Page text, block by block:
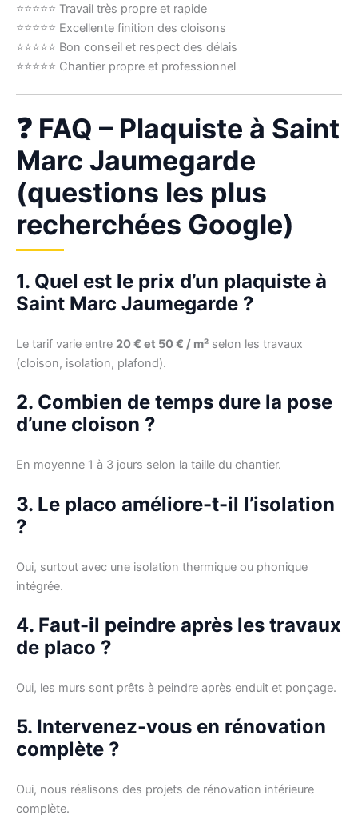
⭐⭐⭐⭐⭐ Travail très propre et rapide
⭐⭐⭐⭐⭐ Excellente finition des cloisons
⭐⭐⭐⭐⭐ Bon conseil et respect des délais
⭐⭐⭐⭐⭐ Chantier propre et professionnel
❓ FAQ – Plaquiste à Saint
Marc Jaumegarde
(questions les plus
recherchées Google)
1. Quel est le prix d’un plaquiste à
Saint Marc Jaumegarde ?
Le tarif varie entre 20 € et 50 € / m² selon les travaux
(cloison, isolation, plafond).
2. Combien de temps dure la pose
d’une cloison ?
En moyenne 1 à 3 jours selon la taille du chantier.
3. Le placo améliore-t-il l’isolation
?
Oui, surtout avec une isolation thermique ou phonique
intégrée.
4. Faut-il peindre après les travaux
de placo ?
Oui, les murs sont prêts à peindre après enduit et ponçage.
5. Intervenez-vous en rénovation
complète ?
Oui, nous réalisons des projets de rénovation intérieure
complète.